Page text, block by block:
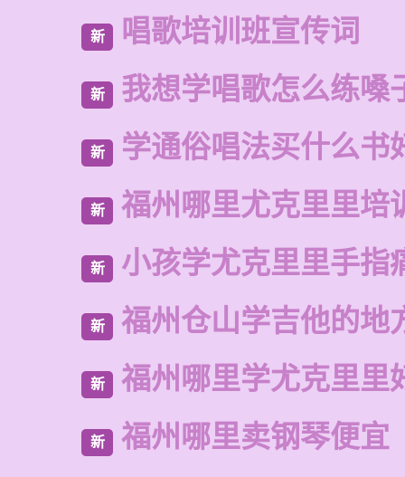
新 唱歌培训班宣传词
新 我想学唱歌怎么练嗓
新 学通俗唱法买什么书
新 福州哪里尤克里里培
新 小孩学尤克里里手指
新 福州仓山学吉他的地
新 福州哪里学尤克里里
新 福州哪里卖钢琴便宜